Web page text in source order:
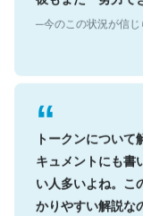
─今のこの状況が信
トークンについ
キュメントにも書
い人多いよね。こ
かりやすい解説な